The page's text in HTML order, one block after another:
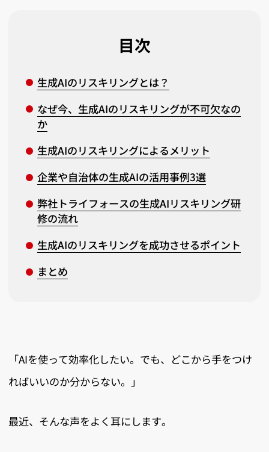
目次
生成AIのリスキリングとは？
なぜ今、生成AIのリスキリングが不可欠なの
か
生成AIのリスキリングによるメリット
企業や自治体の生成AIの活用事例3選
弊社トライフォースの生成AIリスキリング研
修の流れ
生成AIのリスキリングを成功させるポイント
まとめ
「AIを使って効率化したい。でも、どこから手をつけ
ればいいのか分からない。」
最近、そんな声をよく耳にします。